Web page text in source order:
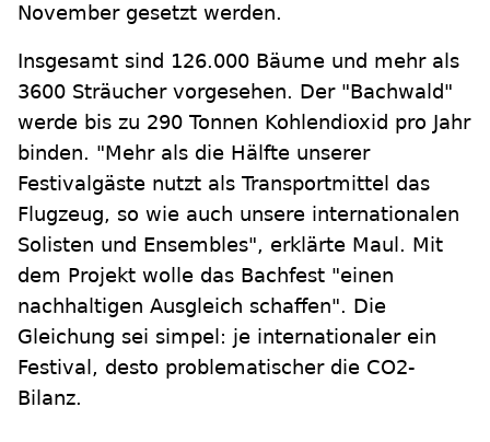
November gesetzt werden.
Insgesamt sind 126.000 Bäume und mehr als
3600 Sträucher vorgesehen. Der "Bachwald"
werde bis zu 290 Tonnen Kohlendioxid pro Jahr
binden. "Mehr als die Hälfte unserer
Festivalgäste nutzt als Transportmittel das
Flugzeug, so wie auch unsere internationalen
Solisten und Ensembles", erklärte Maul. Mit
dem Projekt wolle das Bachfest "einen
nachhaltigen Ausgleich schaffen". Die
Gleichung sei simpel: je internationaler ein
Festival, desto problematischer die CO2-
Bilanz.